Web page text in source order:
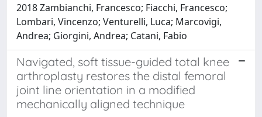
2018 Zambianchi, Francesco; Fiacchi, Francesco;
Lombari, Vincenzo; Venturelli, Luca; Marcovigi,
Andrea; Giorgini, Andrea; Catani, Fabio
Navigated, soft tissue-guided total knee
arthroplasty restores the distal femoral
joint line orientation in a modified
mechanically aligned technique